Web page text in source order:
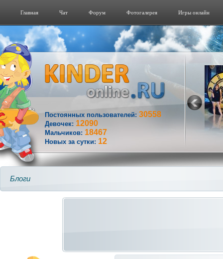
Главная Чат Форум Фотогалерeя Игры онлайн
Постоянных пользователей: 30558
Девочек: 12090
Мальчиков: 18467
Новых за сутки: 12
Блоги